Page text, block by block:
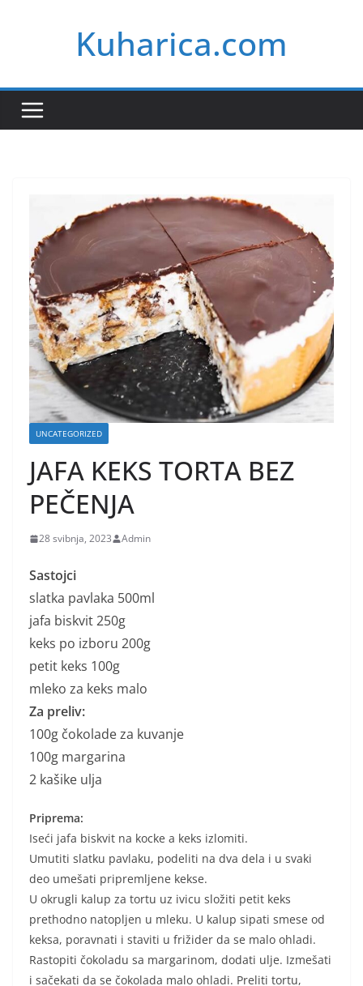
Kuharica.com
UNCATEGORIZED
JAFA KEKS TORTA BEZ
PEČENJA
28 svibnja, 2023 Admin
Sastojci
slatka pavlaka 500ml
jafa biskvit 250g
keks po izboru 200g
petit keks 100g
mleko za keks malo
Za preliv:
100g čokolade za kuvanje
100g margarina
2 kašike ulja
Priprema:
Iseći jafa biskvit na kocke a keks izlomiti.
Umutiti slatku pavlaku, podeliti na dva dela i u svaki
deo umešati pripremljene kekse.
U okrugli kalup za tortu uz ivicu složiti petit keks
prethodno natopljen u mleku. U kalup sipati smese od
keksa, poravnati i staviti u frižider da se malo ohladi.
Rastopiti čokoladu sa margarinom, dodati ulje. Izmešati
i sačekati da se čokolada malo ohladi. Preliti tortu,